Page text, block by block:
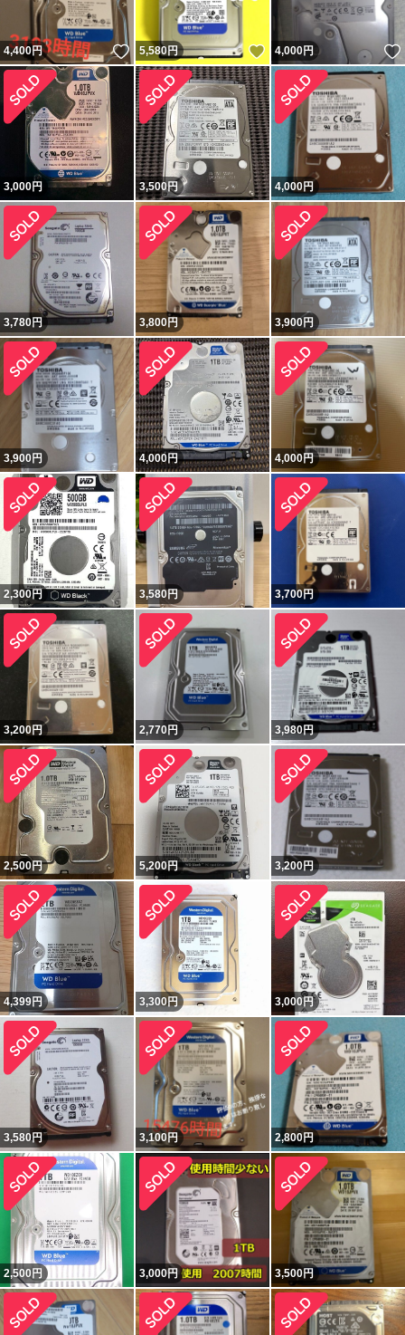
4,400円 いいね！
5,580円 いいね！
4,000円
3,000円 3,500円 4,000円
3,780円 3,800円 3,900円
3,900円 4,000円 4,000円
2,300円 3,580円 3,700円
3,200円 2,770円 3,980円
2,500円 5,200円 3,200円
4,399円 3,300円 3,000円
3,580円 3,100円 2,800円
2,500 円 3,000円 3,500円